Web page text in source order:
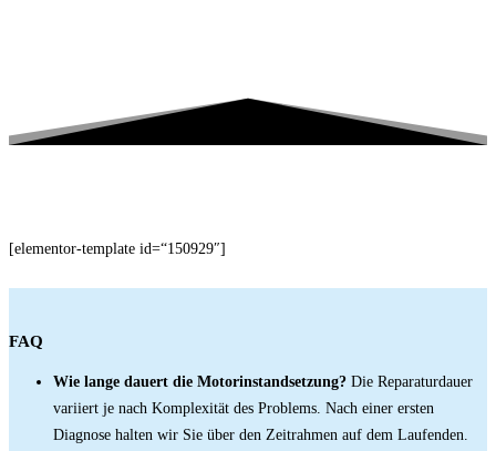
[elementor-template id=“150929″]
FAQ
Wie lange dauert die Motorinstandsetzung? Die Reparaturdauer
variiert je nach Komplexität des Problems. Nach einer ersten
Diagnose halten wir Sie über den Zeitrahmen auf dem Laufenden.